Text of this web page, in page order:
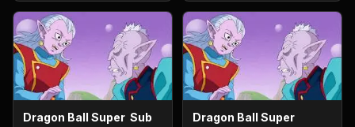
de viaje familiar?
¿Vegeta se va de viaje
familiar?
Dragon Ball Super Sub
Dragon Ball Super